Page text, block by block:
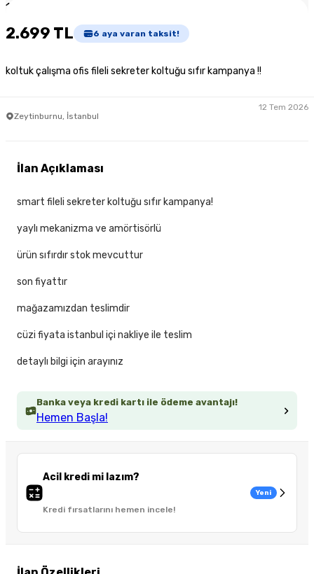
1
2.699 TL 6 aya varan taksit!
koltuk çalışma ofis fileli sekreter koltuğu sıfır kampanya !!
Zeytinburnu, İstanbul
12 Tem 2026
Banka veya kredi kartı ile ödeme avantajı!
Hemen Başla!
Acil kredi mi lazım?
Kredi fırsatlarını hemen incele!
Yeni
İlan Açıklaması
smart fileli sekreter koltuğu sıfır kampanya!
yaylı mekanizma ve amörtisörlü
ürün sıfırdır stok mevcuttur
son fiyattır
mağazamızdan teslimdir
cüzi fiyata istanbul içi nakliye ile teslim
detaylı bilgi için arayınız